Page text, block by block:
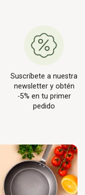
Suscríbete a nuestra
newsletter y obtén
-5% en tu primer
pedido